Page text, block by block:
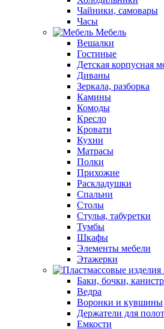
Чайники, самовары
Часы
Мебель
Вешалки
Гостиные
Детская корпусная
Диваны
Зеркала, разборка
Камины
Комоды
Кресло
Кровати
Кухни
Матрасы
Полки
Прихожие
Раскладушки
Спальни
Столы
Стулья, табуретки
Тумбы
Шкафы
Элементы мебели
Этажерки
Баки, бочки,
Ведра
Воронки и кувшины
Держатели для
Емкости